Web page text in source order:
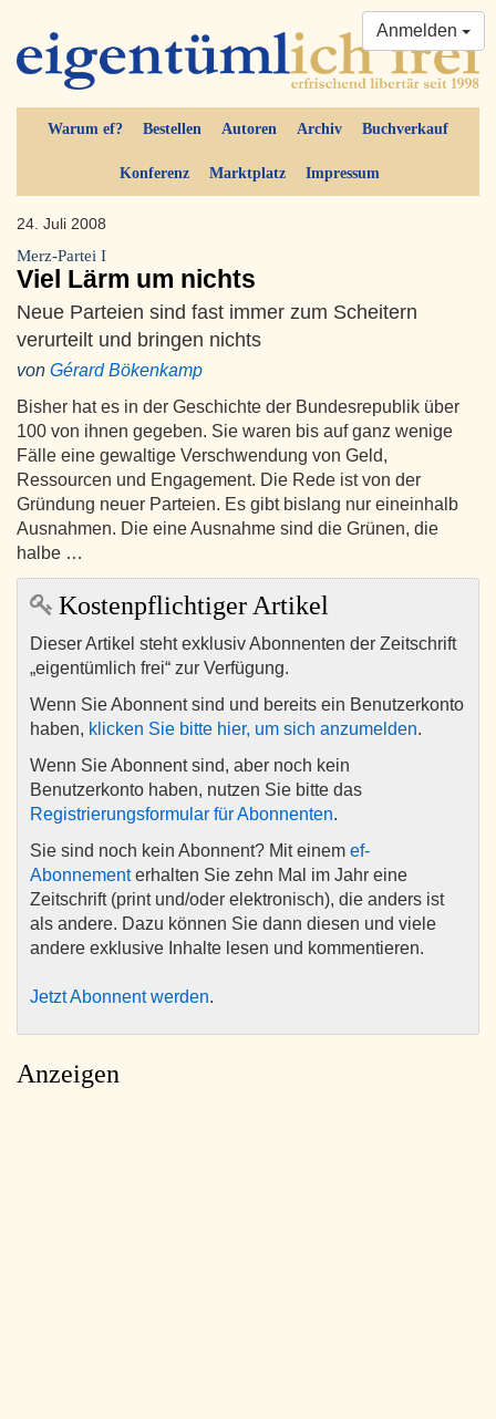
Warum ef? Bestellen Autoren Archiv Buchverkauf
Konferenz Marktplatz Impressum
Anmelden
24. Juli 2008
Merz-Partei I
Viel Lärm um nichts
Neue Parteien sind fast immer zum Scheitern
verurteilt und bringen nichts
von Gérard Bökenkamp
Bisher hat es in der Geschichte der Bundesrepublik über
100 von ihnen gegeben. Sie waren bis auf ganz wenige
Fälle eine gewaltige Verschwendung von Geld,
Ressourcen und Engagement. Die Rede ist von der
Gründung neuer Parteien. Es gibt bislang nur eineinhalb
Ausnahmen. Die eine Ausnahme sind die Grünen, die
halbe …
Kostenpflichtiger Artikel
Dieser Artikel steht exklusiv Abonnenten der Zeitschrift
„eigentümlich frei“ zur Verfügung.
Wenn Sie Abonnent sind und bereits ein Benutzerkonto
haben, klicken Sie bitte hier, um sich anzumelden.
Wenn Sie Abonnent sind, aber noch kein
Benutzerkonto haben, nutzen Sie bitte das
Registrierungsformular für Abonnenten.
Sie sind noch kein Abonnent? Mit einem ef-
Abonnementerhalten Sie zehn Mal im Jahr eine
Zeitschrift (print und/oder elektronisch), die anders ist
als andere. Dazu können Sie dann diesen und viele
andere exklusive Inhalte lesen und kommentieren.
Jetzt Abonnent werden.
Anzeigen